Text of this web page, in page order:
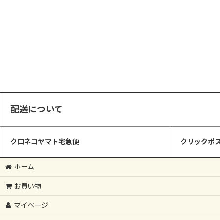
配送について
クロネコヤマト宅急便 クリックポ
ホーム
お買い物
マイページ